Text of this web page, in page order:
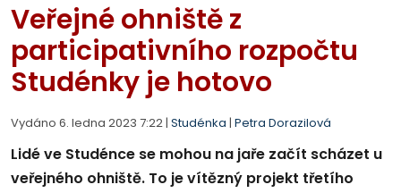
Veřejné ohniště z
participativního rozpočtu
Studénky je hotovo
Vydáno 6. ledna 2023 7:22 | Studénka | Petra Dorazilová
Lidé ve Studénce se mohou na jaře začít scházet u
veřejného ohniště. To je vítězný projekt třetího